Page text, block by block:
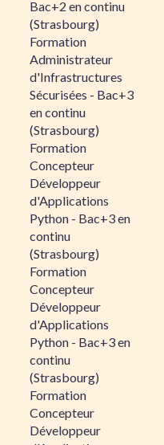
Bac+2 en continu
(Strasbourg)
Formation
Administrateur
d'Infrastructures
Sécurisées - Bac+3
en continu
(Strasbourg)
Formation
Concepteur
Développeur
d'Applications
Python - Bac+3 en
continu
(Strasbourg)
Formation
Concepteur
Développeur
d'Applications
Python - Bac+3 en
continu
(Strasbourg)
Formation
Concepteur
Développeur